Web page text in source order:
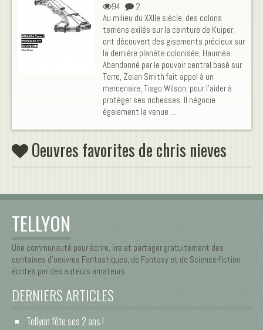
94
2
Au milieu du XXIIe siècle, des colons
terriens exilés sur la ceinture de Kuiper,
ont découvert des gisements précieux sur
la dernière planète colonisée, Hauméa.
Abandonné par le pouvoir central basé sur
Terre, Zeian Smith fait appel à un
mercenaire, Tiago Wilson, pour l’aider à
protéger ses richesses. Il négocie
également la venue ...
Oeuvres favorites de chris nieves
TELLYON
Une communauté pour écrire, lire et partager gratuitement des
centaines d’oeuvres Fantastiques, de Fantasy et de Science-fiction
écrites par des auteurs amateurs.
DERNIERS ARTICLES
Tellyon fête ses 2 ans !